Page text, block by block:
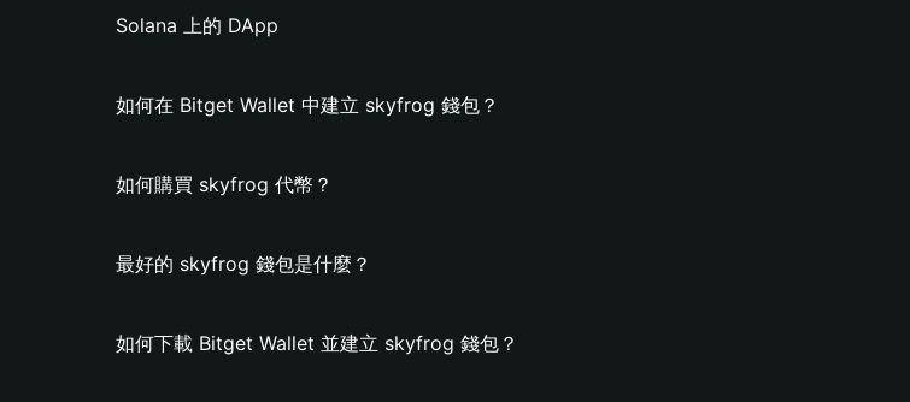
Solana 上的 DApp
如何在 Bitget Wallet 中建立 skyfrog 錢包？
如何購買 skyfrog 代幣？
最好的 skyfrog 錢包是什麼？
如何下載 Bitget Wallet 並建立 skyfrog 錢包？